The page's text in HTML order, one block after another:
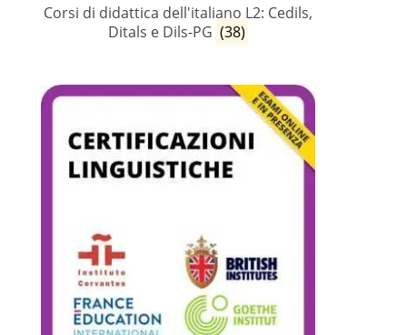
Corsi di didattica dell'italiano L2: Cedils,
Ditals e Dils-PG (38)